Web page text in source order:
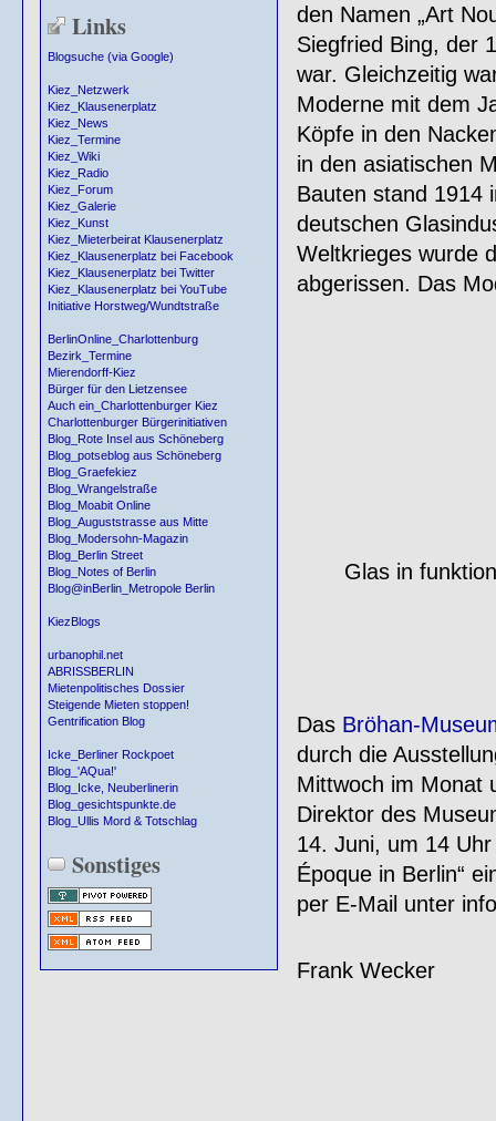
Links
Blogsuche (via Google)
Kiez_Netzwerk
Kiez_Klausenerplatz
Kiez_News
Kiez_Termine
Kiez_Wiki
Kiez_Radio
Kiez_Forum
Kiez_Galerie
Kiez_Kunst
Kiez_Mieterbeirat Klausenerplatz
Kiez_Klausenerplatz bei Facebook
Kiez_Klausenerplatz bei Twitter
Kiez_Klausenerplatz bei YouTube
Initiative Horstweg/Wundtstraße
BerlinOnline_Charlottenburg
Bezirk_Termine
Mierendorff-Kiez
Bürger für den Lietzensee
Auch ein_Charlottenburger Kiez
Charlottenburger Bürgerinitiativen
Blog_Rote Insel aus Schöneberg
Blog_potseblog aus Schöneberg
Blog_Graefekiez
Blog_Wrangelstraße
Blog_Moabit Online
Blog_Auguststrasse aus Mitte
Blog_Modersohn-Magazin
Blog_Berlin Street
Blog_Notes of Berlin
Blog@inBerlin_Metropole Berlin
KiezBlogs
urbanophil.net
ABRISSBERLIN
Mietenpolitisches Dossier
Steigende Mieten stoppen!
Gentrification Blog
Icke_Berliner Rockpoet
Blog_'AQua!'
Blog_Icke, Neuberlinerin
Blog_gesichtspunkte.de
Blog_Ullis Mord & Totschlag
Sonstiges
den Namen „Art
Siegfried Bing, der
war. Gleichzeitig
Moderne mit dem
Köpfe in den
in den asiatischen
Bauten stand 1914
deutschen
Weltkrieges wurde
abgerissen. Das
Glas in
Das Bröhan-
durch die
Mittwoch im Monat
Direktor des
14. Juni, um 14
Époque in Berlin“
per E-Mail unter
Frank Wecker